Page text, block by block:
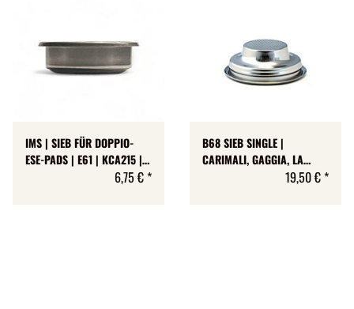
IMS | SIEB FÜR DOPPIO-
ESE-PADS | E61 | KCA215 |
6,75 € *
B68 SIEB SINGLE |
CARIMALI, GAGGIA, LA
CIMBALI, RENEKA |19,50 € *